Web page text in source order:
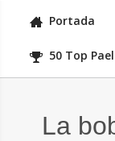
Portada
50 Top
La